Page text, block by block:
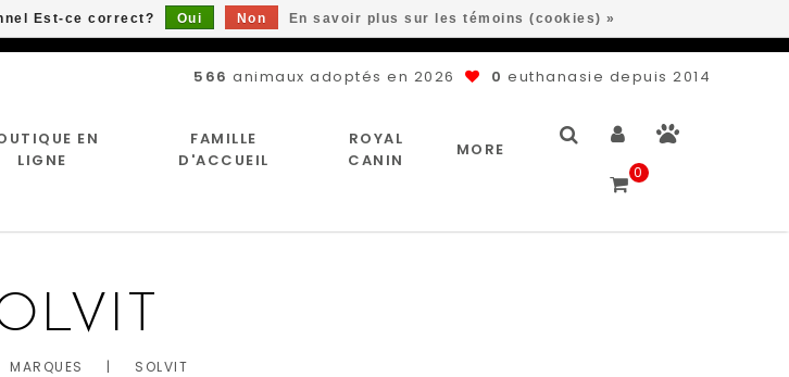
566 animaux adoptés en 2026 0 euthanasie depuis 2014
EN
LIGNE
FAMILLE
D'ACCUEIL
ROYAL
CANIN
MORE
0
MARQUES | SOLVIT
Est-ce correct? Oui Non En savoir plus sur les témoins (cookies) »
à partir de 89$*